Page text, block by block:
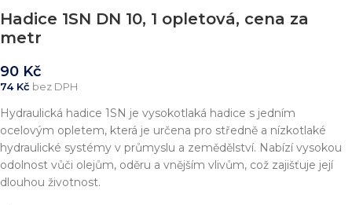
Hadice 1SN DN 10, 1 opletová, cena za
metr
90 Kč
74 Kč bez DPH
Hydraulická hadice 1SN je vysokotlaká hadice s jedním
ocelovým opletem, která je určena pro středně a nízkotlaké
hydraulické systémy v průmyslu a zemědělství. Nabízí vysokou
odolnost vůči olejům, oděru a vnějším vlivům, což zajišťuje její
dlouhou životnost.